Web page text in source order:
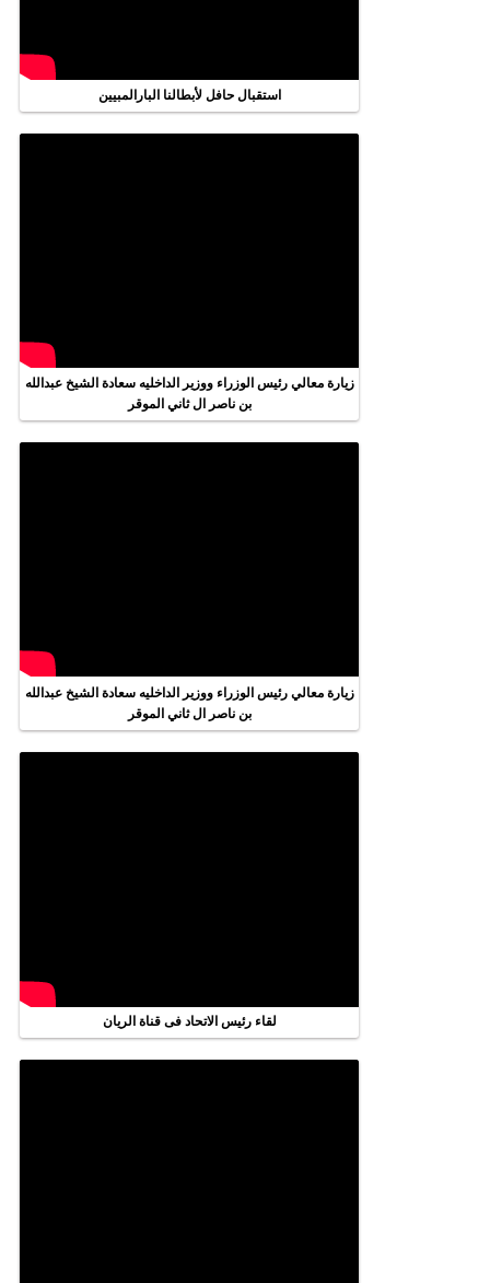
استقبال حافل لأبطالنا البارالمبيين
زيارة معالي رئيس الوزراء ووزير الداخليه سعادة الشيخ عبدالله
بن ناصر ال ثاني الموقر
زيارة معالي رئيس الوزراء ووزير الداخليه سعادة الشيخ عبدالله
بن ناصر ال ثاني الموقر
لقاء رئيس الاتحاد فى قناة الريان